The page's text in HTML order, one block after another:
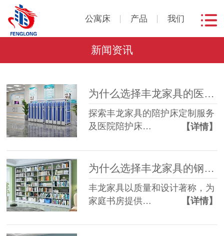
公寓床 产品 我们
新闻资讯
为什么选择丰龙家具的医院陪护床？
探索丰龙家具的陪护床定制服务
及医院陪护床…
【详情】
为什么选择丰龙家具的钢制书架？
丰龙家具以质量和设计著称，为
家庭书房提供…
【详情】